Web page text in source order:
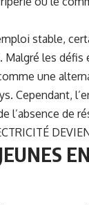
stable,
Malgré les
une
Cependant,
l’absence de